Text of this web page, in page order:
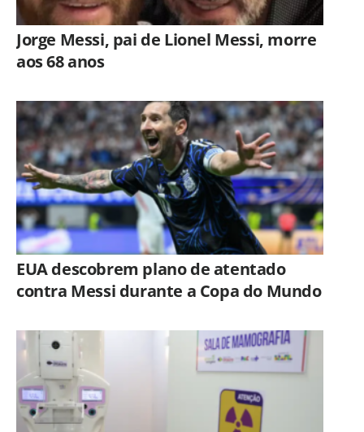
Jorge Messi, pai de Lionel Messi, morre
aos 68 anos
EUA descobrem plano de atentado
contra Messi durante a Copa do Mundo